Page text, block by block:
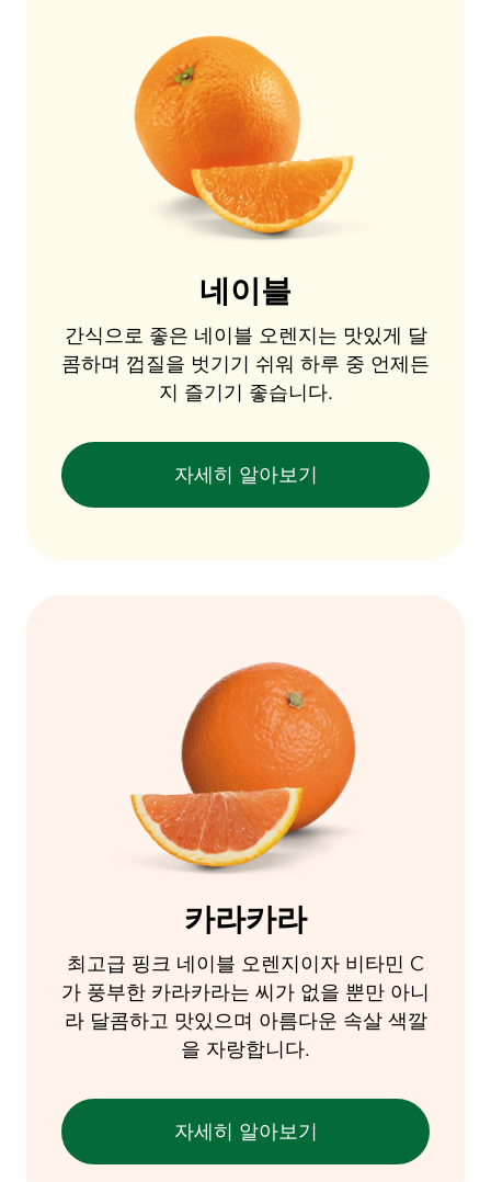
네이블
간식으로 좋은 네이블 오렌지는 맛있게 달
콤하며 껍질을 벗기기 쉬워 하루 중 언제든
지 즐기기 좋습니다.
자세히 알아보기
카라카라
최고급 핑크 네이블 오렌지이자 비타민 C
가 풍부한 카라카라는 씨가 없을 뿐만 아니
라 달콤하고 맛있으며 아름다운 속살 색깔
을 자랑합니다.
자세히 알아보기